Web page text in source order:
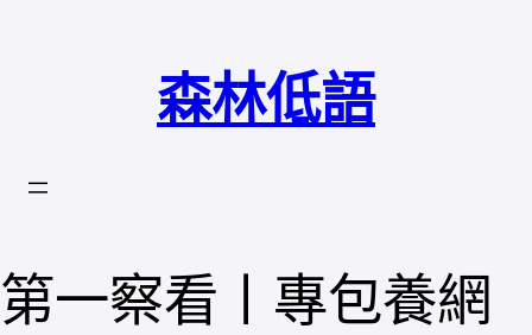
森林低語
第一察看丨專包養網